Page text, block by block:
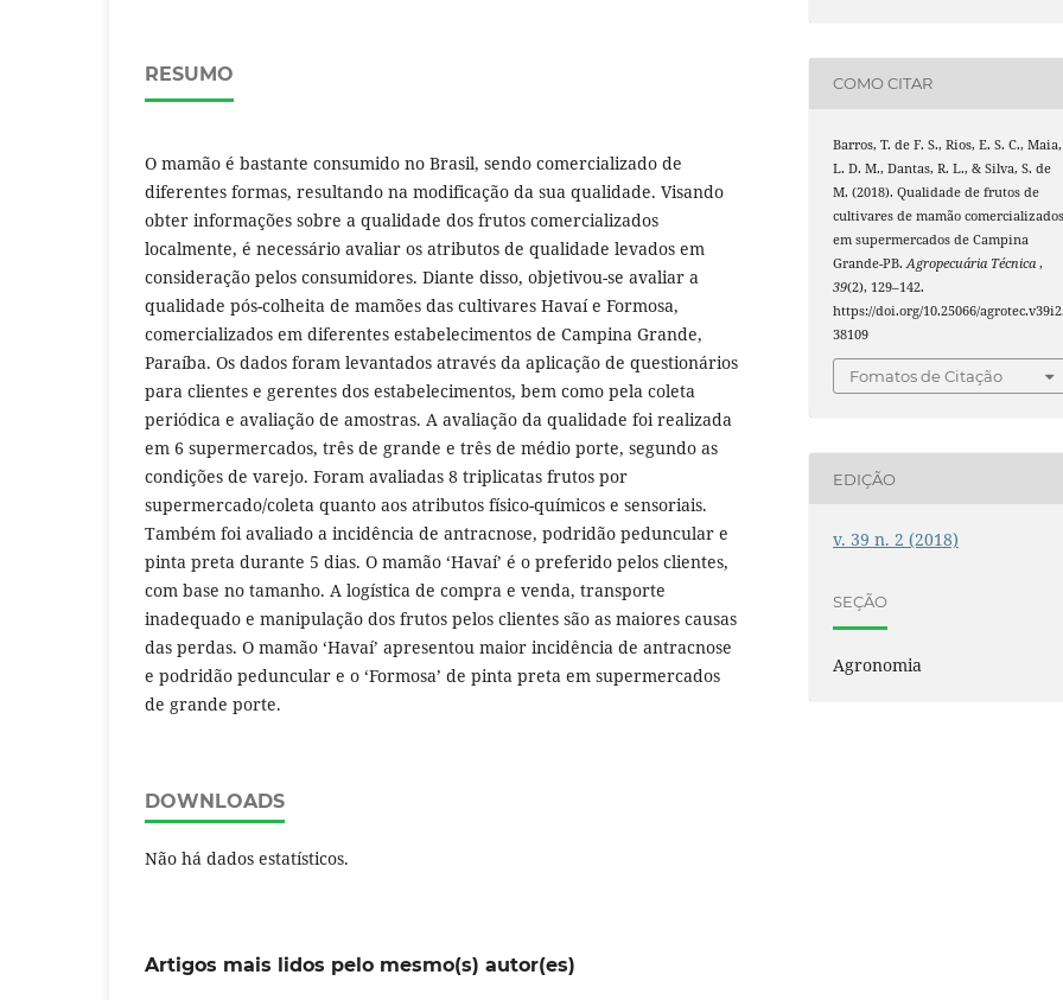
RESUMO
O mamão é bastante consumido no Brasil, sendo comercializado de
diferentes formas, resultando na modificação da sua qualidade. Visando
obter informações sobre a qualidade dos frutos comercializados
localmente, é necessário avaliar os atributos de qualidade levados em
consideração pelos consumidores. Diante disso, objetivou-se avaliar a
qualidade pós-colheita de mamões das cultivares Havaí e Formosa,
comercializados em diferentes estabelecimentos de Campina Grande,
Paraíba. Os dados foram levantados através da aplicação de questionários
para clientes e gerentes dos estabelecimentos, bem como pela coleta
periódica e avaliação de amostras. A avaliação da qualidade foi realizada
em 6 supermercados, três de grande e três de médio porte, segundo as
condições de varejo. Foram avaliadas 8 triplicatas frutos por
supermercado/coleta quanto aos atributos físico-químicos e sensoriais.
Também foi avaliado a incidência de antracnose, podridão peduncular e
pinta preta durante 5 dias. O mamão ‘Havaí’ é o preferido pelos clientes,
com base no tamanho. A logística de compra e venda, transporte
inadequado e manipulação dos frutos pelos clientes são as maiores causas
das perdas. O mamão ‘Havaí’ apresentou maior incidência de antracnose
e podridão peduncular e o ‘Formosa’ de pinta preta em supermercados
de grande porte.
DOWNLOADS
Não há dados estatísticos.
COMO CITAR
Barros, T. de F. S., Rios, E. S. C., Maia,
L. D. M., Dantas, R. L., & Silva, S. de
M. (2018). Qualidade de frutos de
cultivares de mamão comercializados
em supermercados de Campina
Grande-PB.Agropecuária Técnica,
39(2), 129–142.
https://doi.org/10.25066/agrotec.v39i2.
38109
Fomatos de Citação
EDIÇÃO
v. 39 n. 2 (2018)
SEÇÃO
Agronomia
Artigos mais lidos pelo mesmo(s) autor(es)